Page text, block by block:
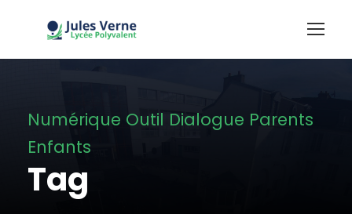
Numérique Outil Dialogue Parents
Enfants
Tag